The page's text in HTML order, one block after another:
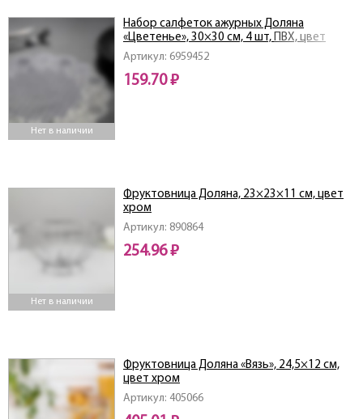
Нет в наличии
Артикул: 6959452
Набор салфеток ажурных Доляна
«Цветенье», 30×30 см, 4 шт, ПВХ, цвет
серебряный
159.70 ₽
Нет в наличии
Артикул: 890864
Фруктовница Доляна, 23×23×11 см, цвет
хром
254.96 ₽
Артикул: 405066
Фруктовница Доляна «Вязь», 24,5×12 см,
цвет хром